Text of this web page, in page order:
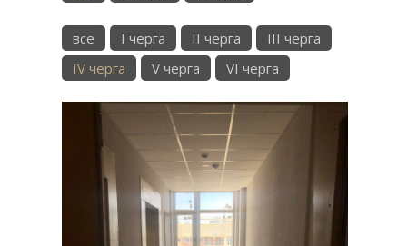
все I черга II черга
III черга
IV черга
V черга VI черга